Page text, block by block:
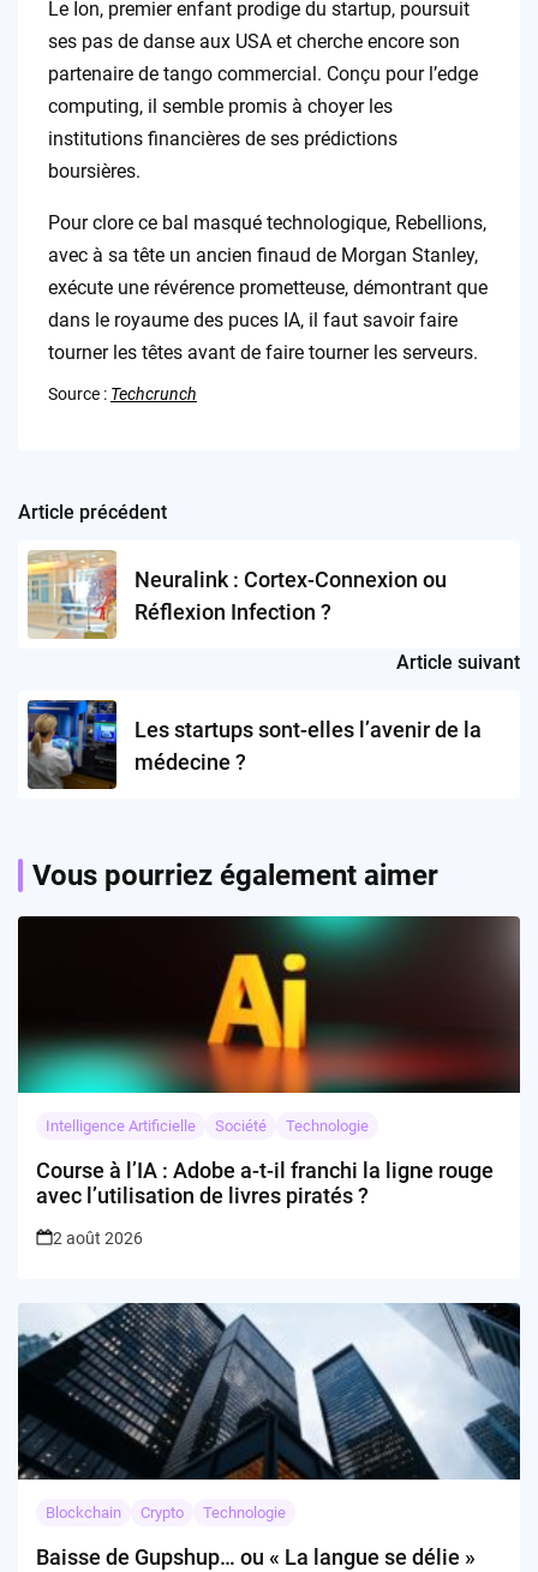
Le Ion, premier enfant prodige du startup, poursuit
ses pas de danse aux USA et cherche encore son
partenaire de tango commercial. Conçu pour l’edge
computing, il semble promis à choyer les
institutions financières de ses prédictions
boursières.
Pour clore ce bal masqué technologique, Rebellions,
avec à sa tête un ancien finaud de Morgan Stanley,
exécute une révérence prometteuse, démontrant que
dans le royaume des puces IA, il faut savoir faire
tourner les têtes avant de faire tourner les serveurs.
Source : Techcrunch
Post
navigation
Article précédent
Neuralink : Cortex-Connexion ou
Réflexion Infection ?
Article suivant
Les startups sont-elles l’avenir de la
médecine ?
Vous pourriez également aimer
Intelligence Artificielle Société Technologie
Course à l’IA : Adobe a-t-il franchi la ligne rouge
avec l’utilisation de livres piratés ?
2 août 2026
Blockchain Crypto Technologie
Baisse de Gupshup… ou « La langue se délie »